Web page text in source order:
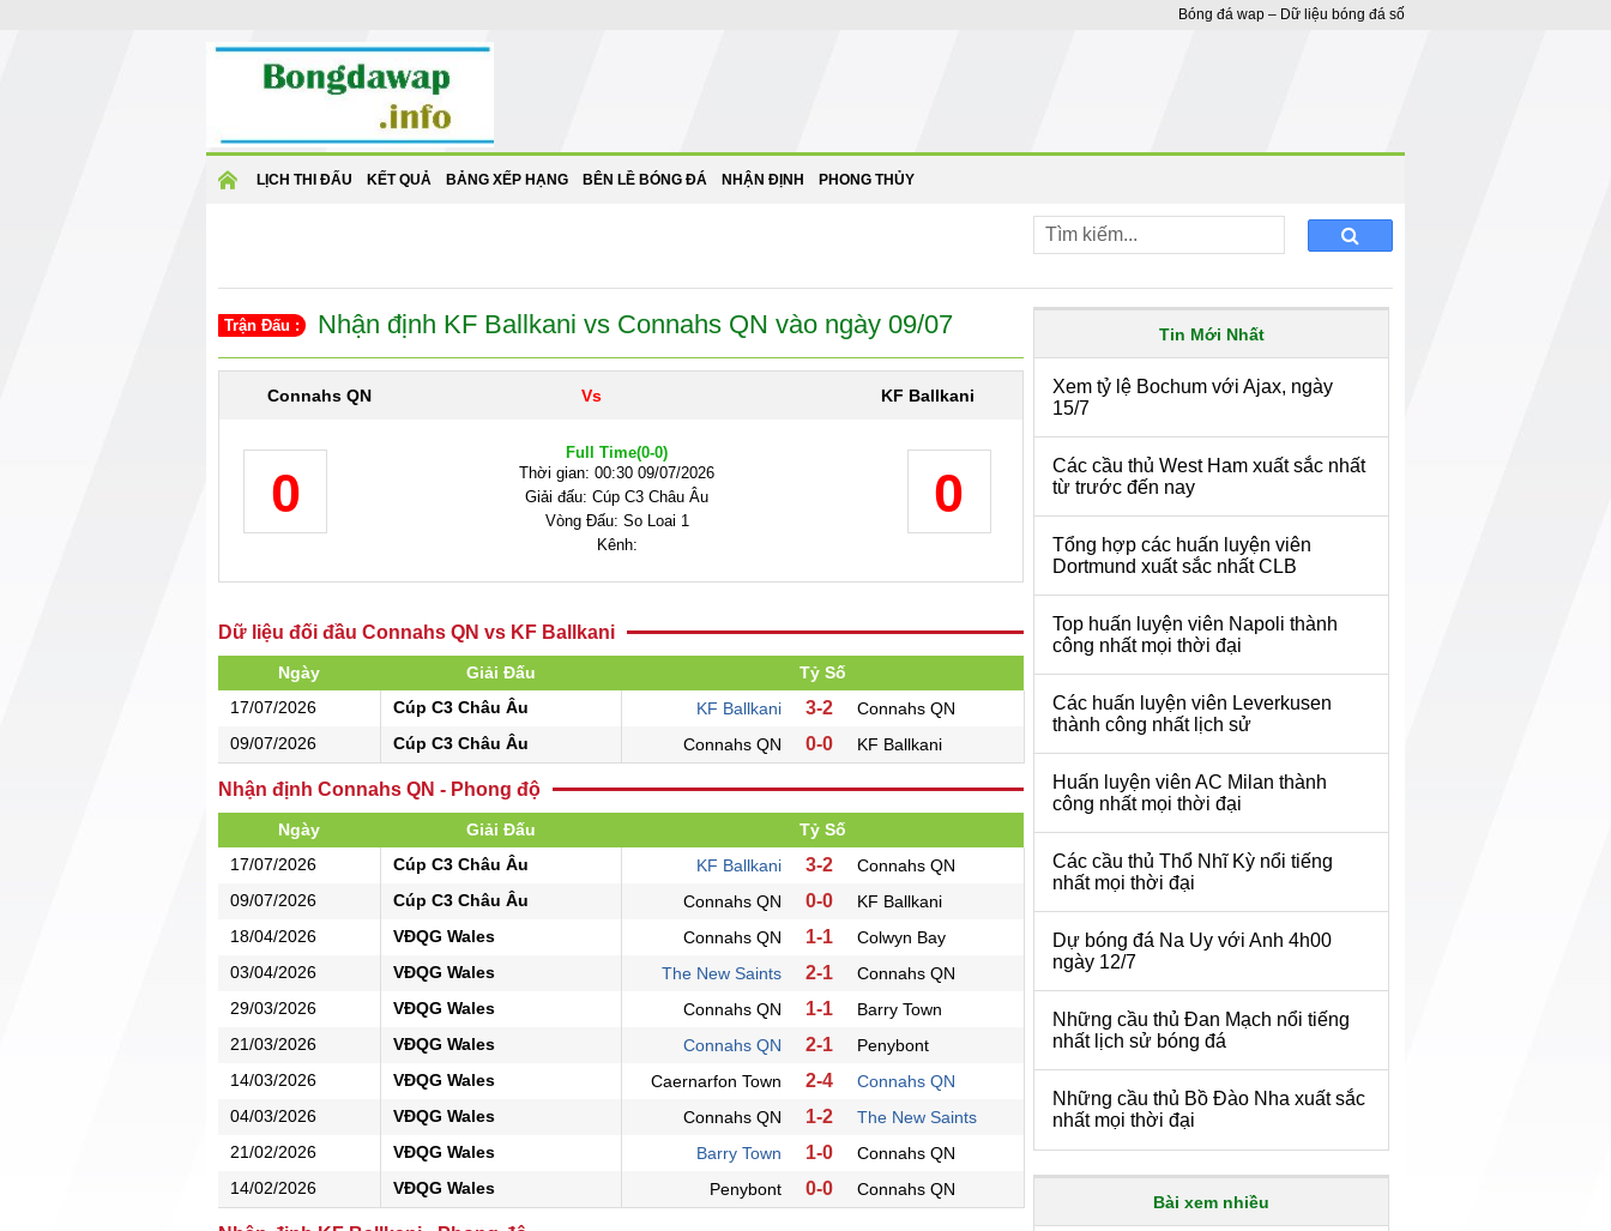
Bóng đá wap – Dữ liệu bóng đá số
TRANGLỊCH THI ĐẤU KẾT QUẢ BẢNG XẾP HẠNG BÊN LỀ BÓNG ĐÁ NHẬN ĐỊNH PHONG THỦY
Trận Đấu : Nhận định KF Ballkani vs Connahs QN vào ngày 09/07
Connahs QN Vs KF Ballkani
0
Full Time(0-0)
Thời gian: 00:30 09/07/2026
Giải đấu: Cúp C3 Châu Âu
Vòng Đấu: So Loai 1
Kênh:
0
Dữ liệu đối đầu Connahs QN vs KF Ballkani
Ngày Giải Đấu
Tỷ Số
17/07/2026
Cúp C3 Châu Âu KF Ballkani 3-2
Connahs QN
09/07/2026
Cúp C3 Châu Âu Connahs QN 0-0 KF Ballkani
Nhận định Connahs QN - Phong độ
Ngày Giải Đấu
Tỷ Số
17/07/2026
Cúp C3 Châu Âu KF Ballkani 3-2
Connahs QN
09/07/2026
Cúp C3 Châu Âu Connahs QN 0-0
KF Ballkani
18/04/2026
VĐQG Wales Connahs QN 1-1
Colwyn Bay
03/04/2026
VĐQG Wales The New Saints 2-1
Connahs QN
29/03/2026
VĐQG Wales Connahs QN 1-1
Barry Town
21/03/2026
VĐQG Wales Connahs QN 2-1
Penybont
14/03/2026
VĐQG Wales Caernarfon Town 2-4
Connahs QN
04/03/2026
VĐQG Wales Connahs QN 1-2
The New Saints
21/02/2026
VĐQG Wales Barry Town 1-0
Connahs QN
14/02/2026
VĐQG Wales Penybont 0-0 Connahs QN
Tin Mới Nhất
Xem tỷ lệ Bochum với Ajax, ngày
15/7
Các cầu thủ West Ham xuất sắc nhất
từ trước đến nay
Tổng hợp các huấn luyện viên
Dortmund xuất sắc nhất CLB
Top huấn luyện viên Napoli thành
công nhất mọi thời đại
Các huấn luyện viên Leverkusen
thành công nhất lịch sử
Huấn luyện viên AC Milan thành
công nhất mọi thời đại
Các cầu thủ Thổ Nhĩ Kỳ nổi tiếng
nhất mọi thời đại
Dự bóng đá Na Uy với Anh 4h00
ngày 12/7
Những cầu thủ Đan Mạch nổi tiếng
nhất lịch sử bóng đá
Những cầu thủ Bồ Đào Nha xuất sắc
nhất mọi thời đại
Bài xem nhiều